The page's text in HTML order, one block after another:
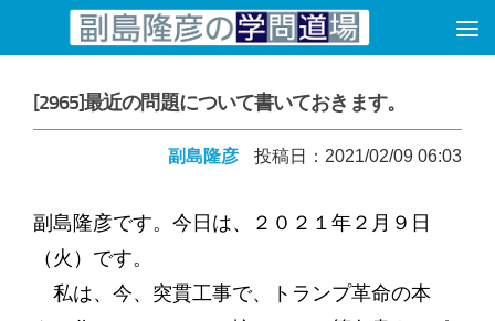
コンテンツへスキップ
[2965]最近の問題について書いておきます。
副島隆彦 投稿日：2021/02/09 06:03
副島隆彦です。今日は、２０２１年２月９日
（火）です。
私は、今、突貫工事で、トランプ革命の本